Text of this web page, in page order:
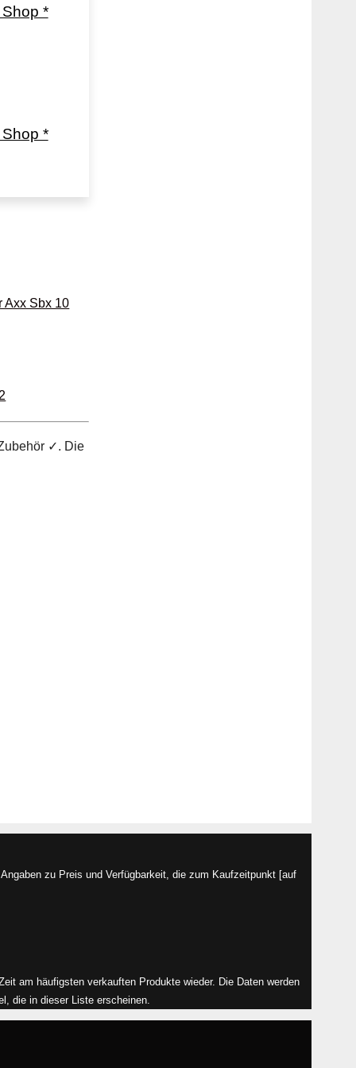
*
*
Axx Sbx 10
✓. Die
zu Preis und Verfügbarkeit, die zum Kaufzeitpunkt [auf
am häufigsten verkauften Produkte wieder. Die Daten werden
die in dieser Liste erscheinen.